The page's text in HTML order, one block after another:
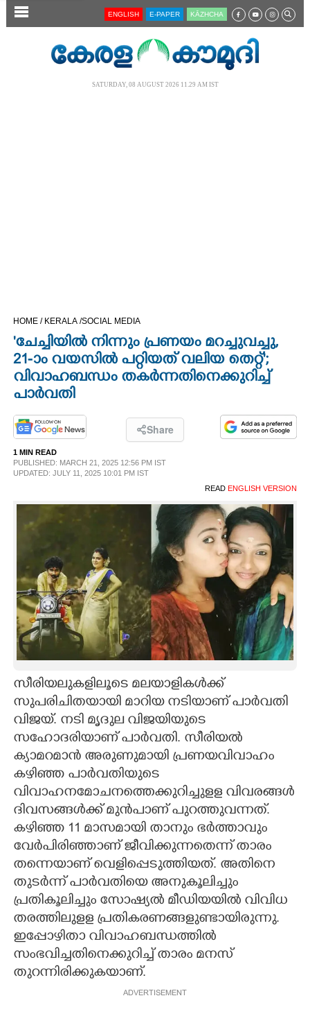
SECTIONS
CINEMA
OPINION
INFO+
ASTRO
CARTOONS
LITERATURE
ZOOM
CONTACT US
ENGLISH E-PAPER KĀZHCHA
SATURDAY, 08 AUGUST 2026 11.29 AM IST
HOME / KERALA /SOCIAL MEDIA
'ചേച്ചിയിൽ നിന്നും പ്രണയം മറച്ചുവച്ചു,
21-ാം വയസിൽ പറ്റിയത് വലിയ തെറ്റ്';
വിവാഹബന്ധം തകർന്നതിനെക്കുറിച്ച്
പാർവതി
Share
1 MIN READ
PUBLISHED: MARCH 21, 2025 12:56 PM IST
UPDATED: JULY 11, 2025 10:01 PM IST
READ ENGLISH VERSION
സീരിയലുകളിലൂടെ മലയാളികൾക്ക്
സുപരിചിതയായി മാറിയ നടിയാണ് പാ‌ർവതി
വിജയ്. നടി മൃദുല വിജയിയുടെ
സഹോദരിയാണ് പാർവതി. സീരിയൽ
ക്യാമറമാൻ അരുണുമായി പ്രണയവിവാഹം
കഴിഞ്ഞ പാർവതിയുടെ
വിവാഹനമോചനത്തെക്കുറിച്ചുളള വിവരങ്ങൾ
ദിവസങ്ങൾക്ക് മുൻപാണ് പുറത്തുവന്നത്.
കഴിഞ്ഞ 11 മാസമായി താനും ഭർത്താവും
വേർപിരിഞ്ഞാണ് ജീവിക്കുന്നതെന്ന് താരം
തന്നെയാണ് വെളിപ്പെടുത്തിയത്. അതിനെ
തുടർന്ന് പാർവതിയെ അനുകൂലിച്ചും
പ്രതികൂലിച്ചും സോഷ്യൽ മീഡിയയിൽ വിവിധ
തരത്തിലുളള പ്രതികരണങ്ങളുണ്ടായിരുന്നു.
ഇപ്പോഴിതാ വിവാഹബന്ധത്തിൽ
സംഭവിച്ചതിനെക്കുറിച്ച് താരം മനസ്
തുറന്നിരിക്കുകയാണ്.
ADVERTISEMENT